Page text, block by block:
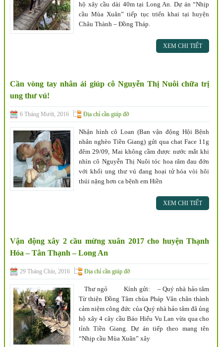
hộ xây cầu dài 40m tại Long An. Dự án “Nhịp
cầu Mùa Xuân” tiếp tục triển khai tại huyện
Châu Thành – Đồng Tháp.
XEM CHI TIẾT
Cần vòng tay nhân ái giúp cô Nguyễn Thị Nuôi chữa trị
ung thư vú!
6 Tháng Mười, 2016 Địa chỉ cần giúp đỡ
Nhận hình cô Loan (Ban vận động Hội Bệnh
nhân nghèo Tiền Giang) gửi qua chat Face 11g
đêm 29/09, Mai không cầm được nước mắt khi
nhìn cô Nguyễn Thị Nuôi tóc hoa râm đau đớn
với khối ung thư vú đang hoại tử hóa vòi hôi
thúi nặng hơn ca bệnh em Hiền
XEM CHI TIẾT
Vận động xây 2 cầu mừng xuân 2017 cho huyện Thạnh
Hóa – Tân Thạnh – Long An
29 Tháng Chín, 2016 Địa chỉ cần giúp đỡ
Thư ngỏ Kính gửi: – Quý nhà hảo tâm
Từ thiện Đồng Tâm chùa Pháp Vân chân thành
cảm niệm công đức của Quý nhà hảo tâm đã ủng
hộ xây 4 cây cầu Báo Hiếu Vu Lan vừa qua cho
tỉnh Tiền Giang. Dự án tiếp theo mang tên
“Nhịp cầu Mùa Xuân” xây